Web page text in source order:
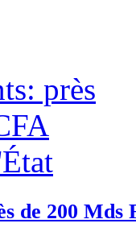
de 200 Mds